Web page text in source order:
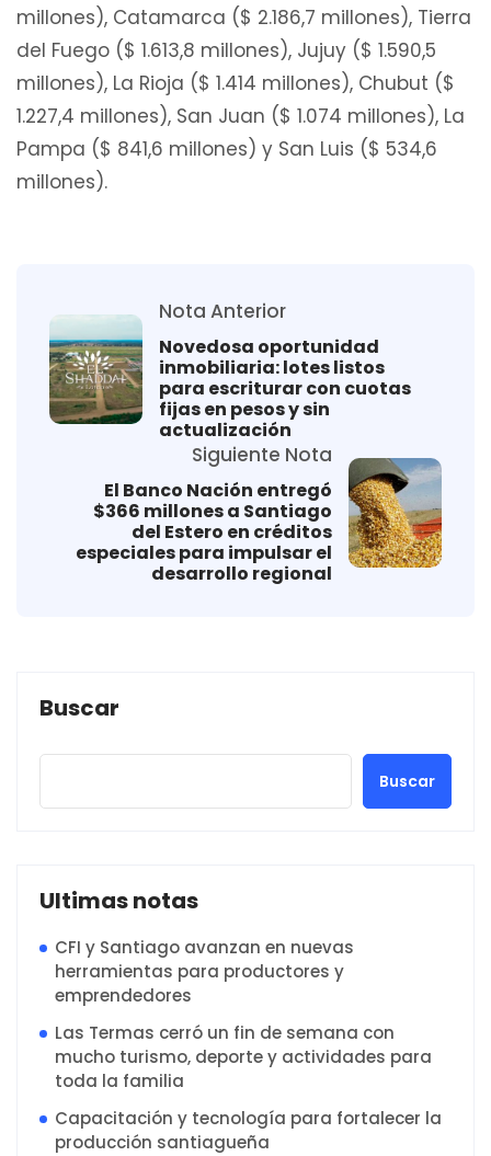
millones), Catamarca ($ 2.186,7 millones), Tierra
del Fuego ($ 1.613,8 millones), Jujuy ($ 1.590,5
millones), La Rioja ($ 1.414 millones), Chubut ($
1.227,4 millones), San Juan ($ 1.074 millones), La
Pampa ($ 841,6 millones) y San Luis ($ 534,6
millones).
Nota Anterior
Novedosa oportunidad
inmobiliaria: lotes listos
para escriturar con cuotas
fijas en pesos y sin
actualización
Siguiente Nota
El Banco Nación entregó
$366 millones a Santiago
del Estero en créditos
especiales para impulsar el
desarrollo regional
Buscar
Buscar
Ultimas notas
CFI y Santiago avanzan en nuevas
herramientas para productores y
emprendedores
Las Termas cerró un fin de semana con
mucho turismo, deporte y actividades para
toda la familia
Capacitación y tecnología para fortalecer la
producción santiagueña